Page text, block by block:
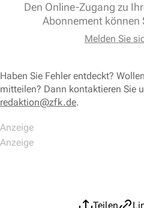
Den Online-Zugang zu
Abonnement können
Melden Sie
Haben Sie Fehler entdeckt?
mitteilen? Dann kontaktieren Sie
redaktion@zfk.de.
Teilen